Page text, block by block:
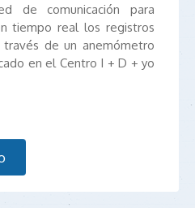
de comunicación para
tiempo real los registros
de un anemómetro
en el Centro I + D + yo